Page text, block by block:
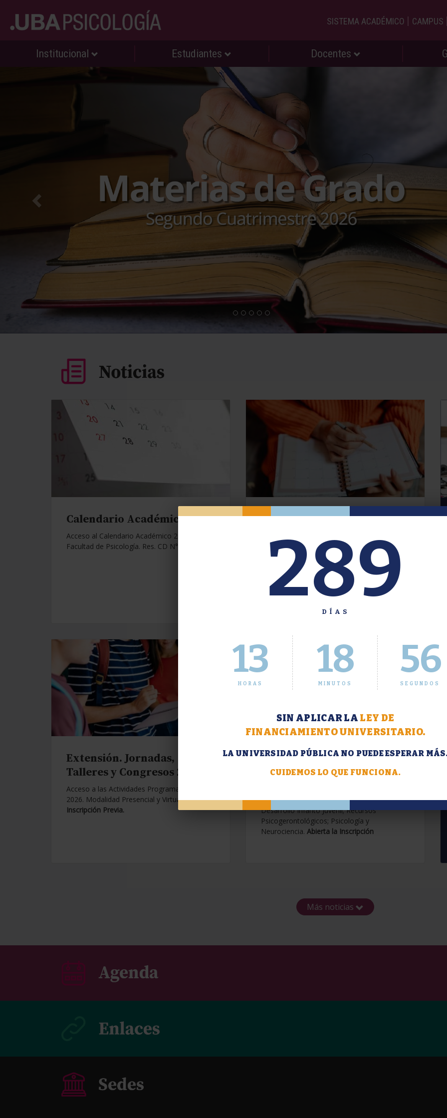
289
DÍAS
13
HORAS
18
MINUTOS
56
SEGUNDOS
SIN APLICAR LA LEY DE
FINANCIAMIENTO UNIVERSITARIO.
LA UNIVERSIDAD PÚBLICA NO PUEDE ESPERAR
CUIDEMOS LO QUE FUNCIONA.
SISTEMA ACADÉMICO | CAMPUS |
Institucional Estudiantes Docentes
Calendario Académico 2026.
Acceso al Calendario Académico 2026 de la
Facultad de Psicología. Res. CD N°1112/25.
Oferta de Grado. Segundo
Inscripción del 30 de julio al 4 de agosto a
través del Sistema Académico
Extensión. Jornadas,
Talleres y Congresos 2026.
Acceso a las Actividades Programadas para
2026. Modalidad Presencial y Virtual.Con
Inscripción Previa.
Extensión. Diplomaturas
2026.
Contemporáneas; Problemáticas en el
Desarrollo Infanto Juvenil; Recursos
Psicogerontológicos; Psicología y
Neurociencia. Abierta la Inscripción
Más noticias